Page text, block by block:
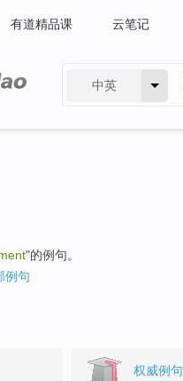
有道精品课 云笔记
中英
"的例句。
例句
权威例句